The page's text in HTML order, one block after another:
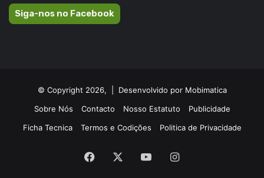
Siga-nos no Facebook
© Copyright 2026, | Desenvolvido por Mobimatica
Sobre Nós
Contacto Nosso Estatuto
Publicidade
Ficha Tecnica
Termos e Codições Politica de Privacidade
Facebook YouTubeInstagram